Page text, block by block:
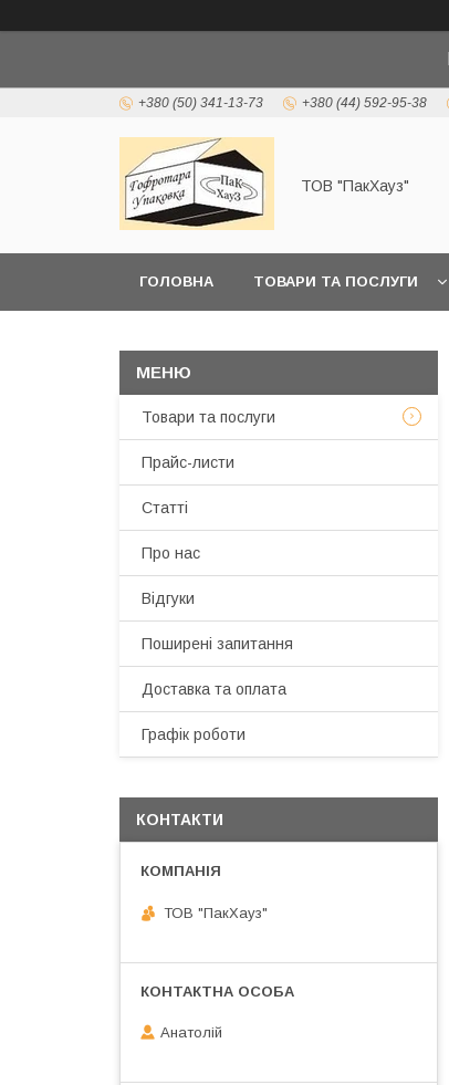
+380 (50) 341-13-73 +380 (44) 592-95-38
ТОВ "ПакХауз"
ГОЛОВНА ТОВАРИ ТА ПОСЛУГИ
Товари та послуги
Прайс-листи
Статті
Про нас
Відгуки
Поширені запитання
Доставка та оплата
Графік роботи
КОНТАКТИ
ТОВ "ПакХауз"
Анатолій